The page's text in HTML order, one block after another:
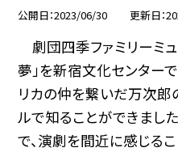
公開日 2023/06/30 更新日
劇団四季ファミリーミ
夢」を新宿文化センター
リカの仲を繋いだ万次郎
ルで知ることができまし
で、演劇を間近に感じる